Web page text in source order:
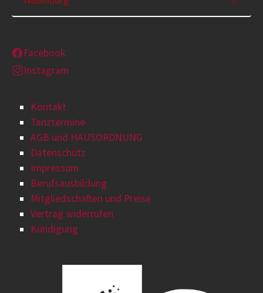
Facebook
Instagram
Kontakt
Tanztermine
AGB und HAUSORDNUNG
Datenschutz
Impressum
Berufsausbildung
Mitgliedschaften und Preise
Vertrag widerrufen
Kündigung